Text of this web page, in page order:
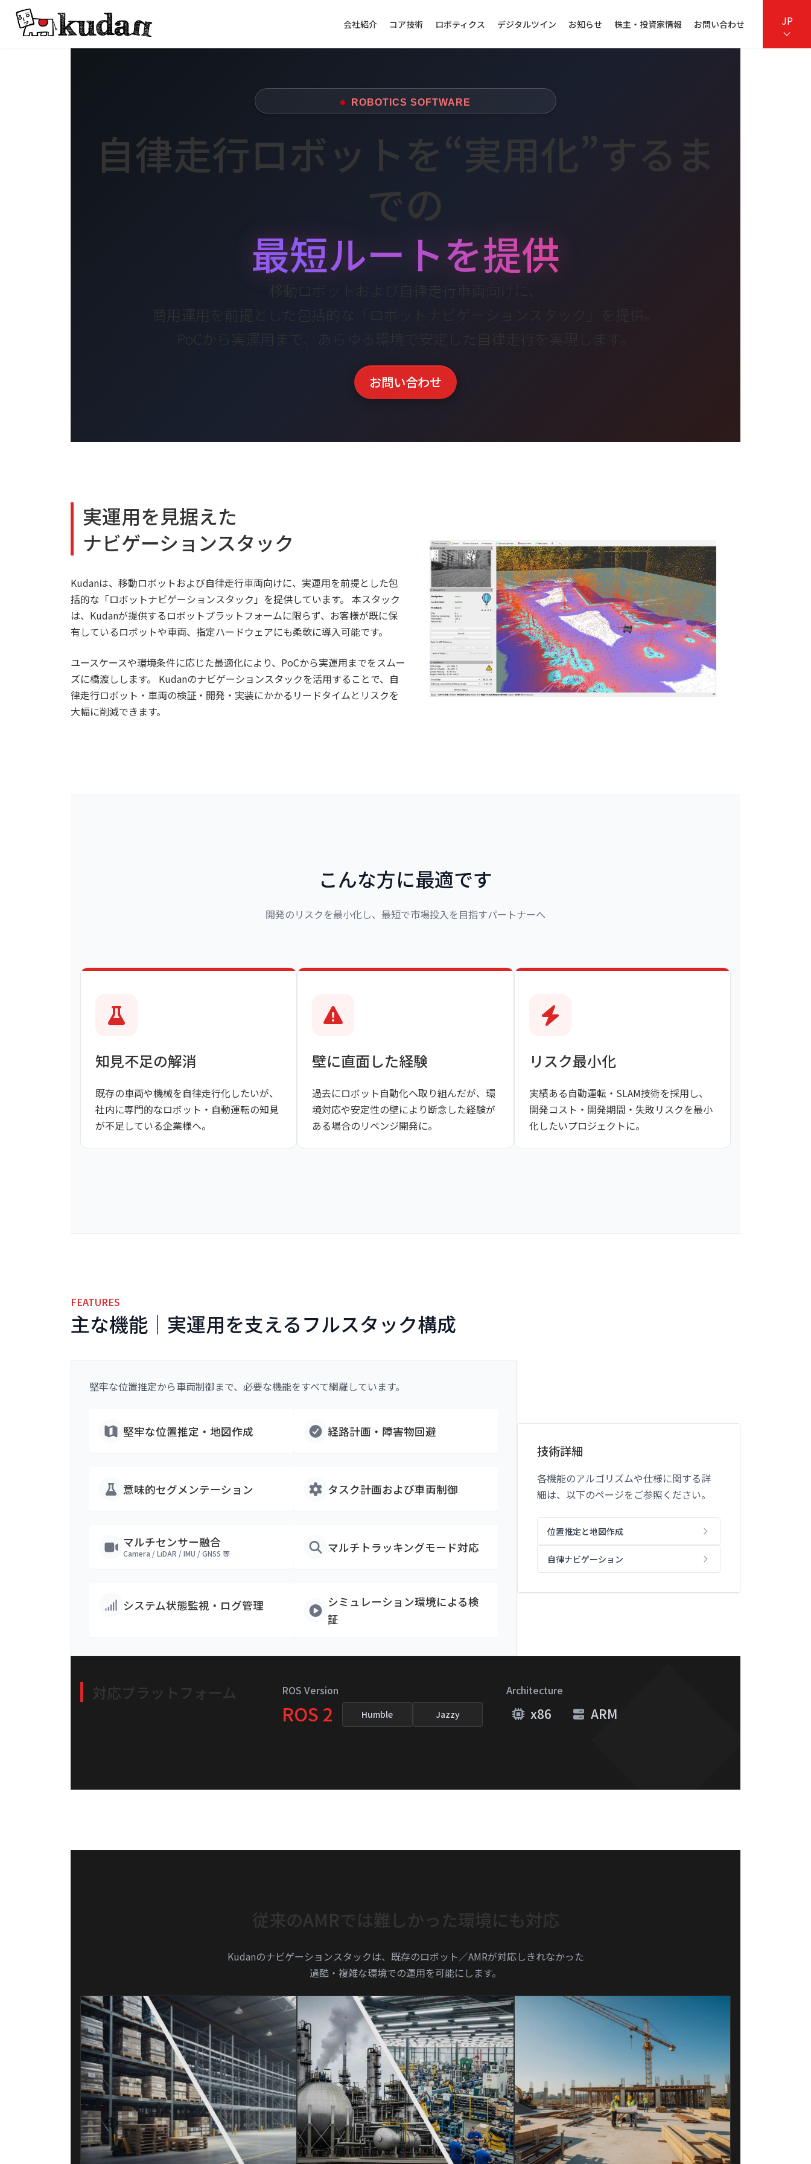
会社紹介 コア技術 ロボティクス デジタルツイン お知らせ 株主・投資家情報 お問い合わせ JP
ROBOTICS SOFTWARE
自律走行ロボットを“実用化”するま
での
最短ルートを提供
移動ロボットおよび自律走行車両向けに、
商用運用を前提とした包括的な 「ロボットナビゲーションスタック」を提供。
PoCから実運用まで、あらゆる環境で
安定した自律走行を実現します。
お問い合わせ
実運用を見据えた
ナビゲーションスタック
Kudanは、移動ロボットおよび自律走行車両向けに、実運用を前提とした包
括的な「ロボットナビゲーションスタック」を提供しています。 本スタック
は、Kudanが提供するロボットプラットフォームに限らず、お客様が既に保
有しているロボットや車両、指定ハードウェアにも柔軟に導入可能です。
ユースケースや環境条件に応じた最適化により、PoCから実運用までをスムー
ズに橋渡しします。 Kudanのナビゲーションスタックを活用することで、自
律走行ロボット・車両の検証・開発・実装にかかるリードタイムとリスクを
大幅に削減できます。
こんな方に最適です
開発のリスクを最小化し、 最短で市場投入を目指すパートナーへ
知見不足の解消
既存の車両や機械を自律走行化したいが、
社内に専門的なロボット・自動運転の知見
が不足している企業様へ。
壁に直面した経験
過去にロボット自動化へ取り組んだが、環
境対応や安定性の壁により断念した経験が
ある場合のリベンジ開発に。
リスク最小化
実績ある自動運転・SLAM技術を採用し、
開発コスト・開発期間・失敗リスクを最小
化したいプロジェクトに。
FEATURES
主な機能｜実運用を支えるフルスタック構成
堅牢な位置推定から車両制御まで、必要な機能をすべて網羅しています。
堅牢な位置推定・地図作成 経路計画・障害物回避
意味的セグメンテーション タスク計画および車両制御
マルチセンサー融合
Camera / LiDAR / IMU / GNSS 等 マルチトラッキングモード対応
システム状態監視・ログ管理
シミュレーション環境による検
証
技術詳細
各機能のアルゴリズムや仕様に関する詳
細は、以下のページをご参照ください。
位置推定と地図作成
自律ナビゲーション
対応プラットフォーム ROS Version
ROS 2 Humble Jazzy
Architecture
x86 ARM
従来のAMRでは難しかった環境にも対応
Kudanのナビゲーションスタックは、 既存のロボット／AMRが対応しきれなかった
過酷・複雑な環境での運用を可能にします。